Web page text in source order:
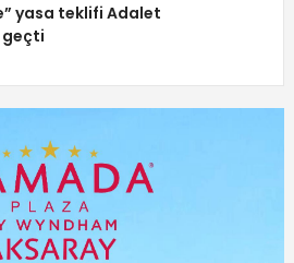
yasa teklifi Adalet
geçti